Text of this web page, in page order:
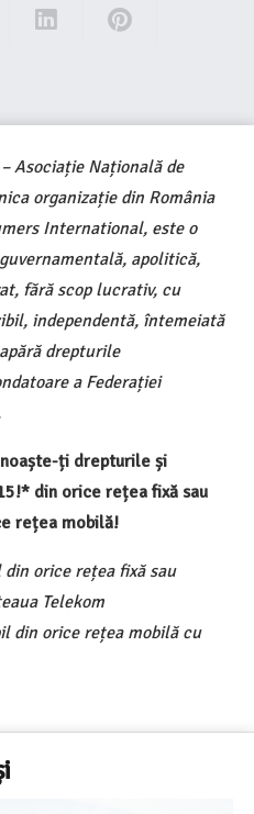
Asociație Națională de
organizație din România
International, este o
apolitică,
fără scop lucrativ, cu
independentă, întemeiată
drepturile
a Federației
ți drepturile și
din orice rețea fixă sau
rețea mobilă!
orice rețea fixă sau
Telekom
din orice rețea mobilă cu